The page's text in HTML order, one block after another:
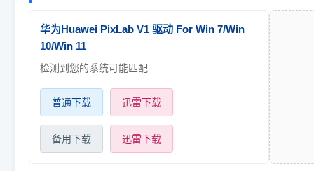
华为Huawei PixLab V1 驱动 For Win 7/Win
10/Win 11
检测到您的系统可能匹配...
普通下载 迅雷下载
备用下载 迅雷下载